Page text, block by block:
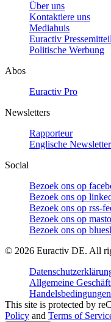
Über uns
Kontaktiere uns
Mediahuis
Euractiv
Politische Werbung
Abos
Euractiv Pro
Newsletters
Rapporteur
Englische
Social
Bezoek ons op
Bezoek ons op
Bezoek ons op rss-
Bezoek ons op
Bezoek ons op
© 2026 Euractiv DE. All
Allgemeine
Handelsbedingungen
This site is protected by
Policy and Terms of